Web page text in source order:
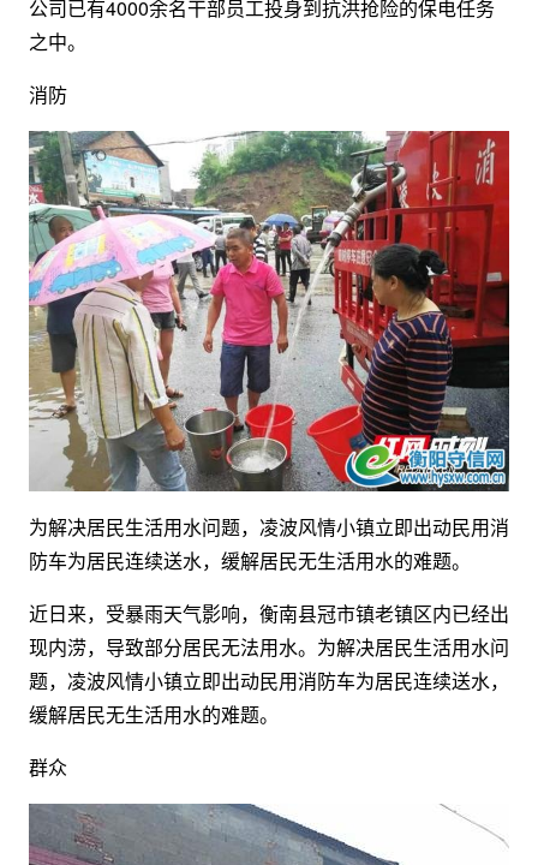
公司已有4000余名干部员工投身到抗洪抢险的保电任务
之中。
消防
为解决居民生活用水问题，凌波风情小镇立即出动民用消
防车为居民连续送水，缓解居民无生活用水的难题。
近日来，受暴雨天气影响，衡南县冠市镇老镇区内已经出
现内涝，导致部分居民无法用水。为解决居民生活用水问
题，凌波风情小镇立即出动民用消防车为居民连续送水，
缓解居民无生活用水的难题。
群众